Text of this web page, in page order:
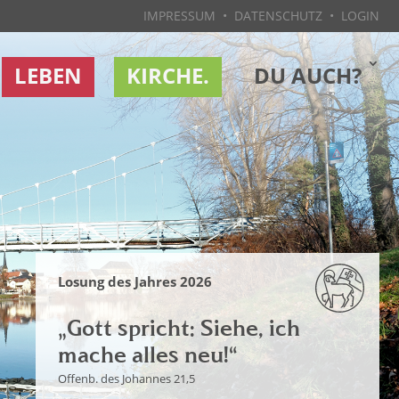
IMPRESSUM • DATENSCHUTZ • LOGIN
LEBEN KIRCHE. DU AUCH?
Losung des Jahres 2026
„Gott spricht: Siehe, ich
mache alles neu!“
Offenb. des Johannes 21,5